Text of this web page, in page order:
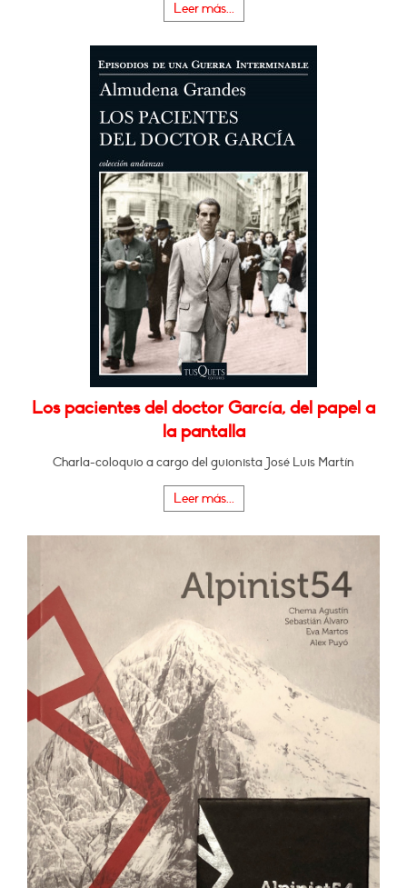
Leer más...
Los pacientes del doctor García, del papel a
la pantalla
Charla-coloquio a cargo del guionista José Luis Martín
Leer más...